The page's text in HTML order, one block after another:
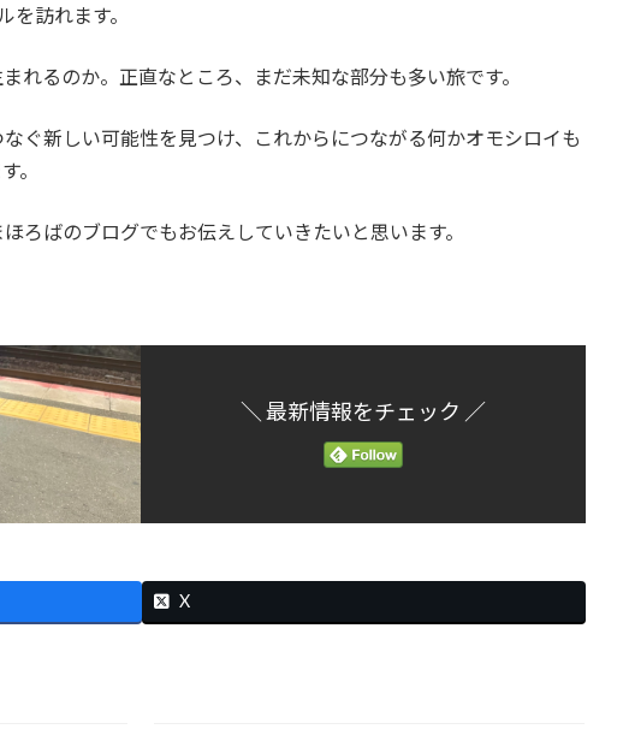
訪れます。
れるのか。正直なところ、まだ未知な部分も多い旅です。
ぐ新しい可能性を見つけ、これからにつながる何かオモシロイも
。
ろばのブログでもお伝えしていきたいと思います。
＼ 最新情報をチェック ／
X